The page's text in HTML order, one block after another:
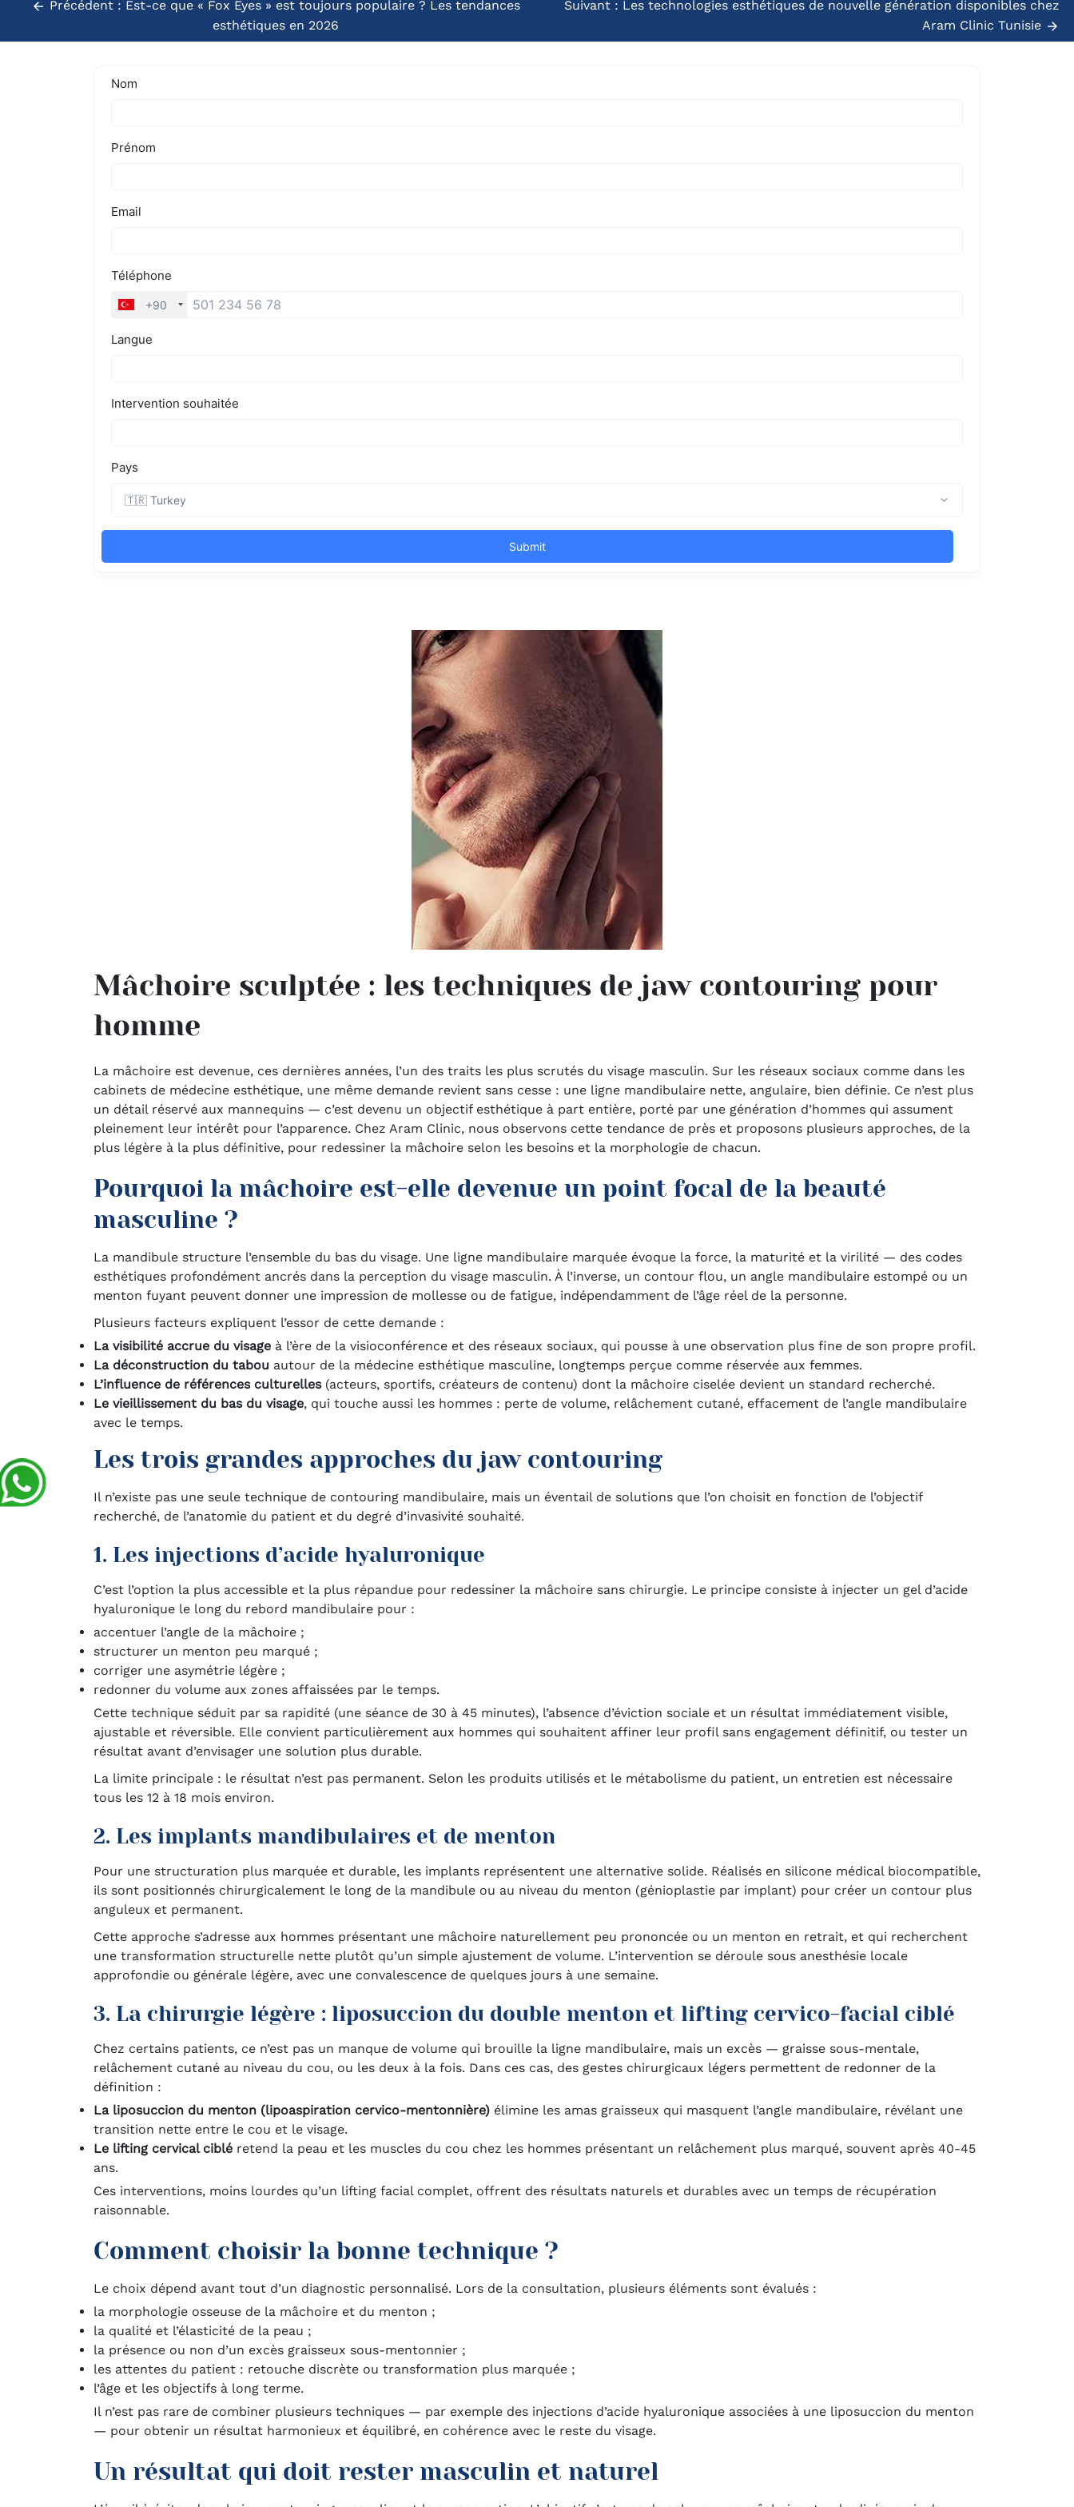
3 juillet 2026
Précédent : Est-ce que « Fox Eyes » est toujours populaire ? Les tendances
esthétiques en 2026
Suivant : Les technologies esthétiques de nouvelle génération disponibles chez
Aram Clinic Tunisie
Mâchoire sculptée : les techniques de jaw contouring pour
homme
La mâchoire est devenue, ces dernières années, l’un des traits les plus scrutés du visage masculin. Sur les réseaux sociaux comme dans les
cabinets de médecine esthétique, une même demande revient sans cesse : une ligne mandibulaire nette, angulaire, bien définie. Ce n’est plus
un détail réservé aux mannequins — c’est devenu un objectif esthétique à part entière, porté par une génération d’hommes qui assument
pleinement leur intérêt pour l’apparence. Chez Aram Clinic, nous observons cette tendance de près et proposons plusieurs approches, de la
plus légère à la plus définitive, pour redessiner la mâchoire selon les besoins et la morphologie de chacun.
Pourquoi la mâchoire est-elle devenue un point focal de la beauté
masculine ?
La mandibule structure l’ensemble du bas du visage. Une ligne mandibulaire marquée évoque la force, la maturité et la virilité — des codes
esthétiques profondément ancrés dans la perception du visage masculin. À l’inverse, un contour flou, un angle mandibulaire estompé ou un
menton fuyant peuvent donner une impression de mollesse ou de fatigue, indépendamment de l’âge réel de la personne.
Plusieurs facteurs expliquent l’essor de cette demande :
La visibilité accrue du visage à l’ère de la visioconférence et des réseaux sociaux, qui pousse à une observation plus fine de son propre profil.
La déconstruction du tabou autour de la médecine esthétique masculine, longtemps perçue comme réservée aux femmes.
L’influence de références culturelles(acteurs, sportifs, créateurs de contenu) dont la mâchoire ciselée devient un standard recherché.
Le vieillissement du bas du visage, qui touche aussi les hommes : perte de volume, relâchement cutané, effacement de l’angle mandibulaire
avec le temps.
Les trois grandes approches du jaw contouring
Il n’existe pas une seule technique de contouring mandibulaire, mais un éventail de solutions que l’on choisit en fonction de l’objectif
recherché, de l’anatomie du patient et du degré d’invasivité souhaité.
1. Les injections d’acide hyaluronique
C’est l’option la plus accessible et la plus répandue pour redessiner la mâchoire sans chirurgie. Le principe consiste à injecter un gel d’acide
hyaluronique le long du rebord mandibulaire pour :
accentuer l’angle de la mâchoire ;
structurer un menton peu marqué ;
corriger une asymétrie légère ;
redonner du volume aux zones affaissées par le temps.
Cette technique séduit par sa rapidité (une séance de 30 à 45 minutes), l’absence d’éviction sociale et un résultat immédiatement visible,
ajustable et réversible. Elle convient particulièrement aux hommes qui souhaitent affiner leur profil sans engagement définitif, ou tester un
résultat avant d’envisager une solution plus durable.
La limite principale : le résultat n’est pas permanent. Selon les produits utilisés et le métabolisme du patient, un entretien est nécessaire
tous les 12 à 18 mois environ.
2. Les implants mandibulaires et de menton
Pour une structuration plus marquée et durable, les implants représentent une alternative solide. Réalisés en silicone médical biocompatible,
ils sont positionnés chirurgicalement le long de la mandibule ou au niveau du menton (génioplastie par implant) pour créer un contour plus
anguleux et permanent.
Cette approche s’adresse aux hommes présentant une mâchoire naturellement peu prononcée ou un menton en retrait, et qui recherchent
une transformation structurelle nette plutôt qu’un simple ajustement de volume. L’intervention se déroule sous anesthésie locale
approfondie ou générale légère, avec une convalescence de quelques jours à une semaine.
3. La chirurgie légère : liposuccion du double menton et lifting cervico-facial ciblé
Chez certains patients, ce n’est pas un manque de volume qui brouille la ligne mandibulaire, mais un excès — graisse sous-mentale,
relâchement cutané au niveau du cou, ou les deux à la fois. Dans ces cas, des gestes chirurgicaux légers permettent de redonner de la
définition :
La liposuccion du menton (lipoaspiration cervico-mentonnière) élimine les amas graisseux qui masquent l’angle mandibulaire, révélant une
transition nette entre le cou et le visage.
Le lifting cervical ciblé retend la peau et les muscles du cou chez les hommes présentant un relâchement plus marqué, souvent après 40-45
ans.
Ces interventions, moins lourdes qu’un lifting facial complet, offrent des résultats naturels et durables avec un temps de récupération
raisonnable.
Comment choisir la bonne technique ?
Le choix dépend avant tout d’un diagnostic personnalisé. Lors de la consultation, plusieurs éléments sont évalués :
la morphologie osseuse de la mâchoire et du menton ;
la qualité et l’élasticité de la peau ;
la présence ou non d’un excès graisseux sous-mentonnier ;
les attentes du patient : retouche discrète ou transformation plus marquée ;
l’âge et les objectifs à long terme.
Il n’est pas rare de combiner plusieurs techniques — par exemple des injections d’acide hyaluronique associées à une liposuccion du menton
— pour obtenir un résultat harmonieux et équilibré, en cohérence avec le reste du visage.
Un résultat qui doit rester masculin et naturel